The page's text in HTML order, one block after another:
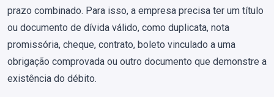
prazo combinado. Para isso, a empresa precisa ter um título
ou documento de dívida válido, como duplicata, nota
promissória, cheque, contrato, boleto vinculado a uma
obrigação comprovada ou outro documento que demonstre a
existência do débito.